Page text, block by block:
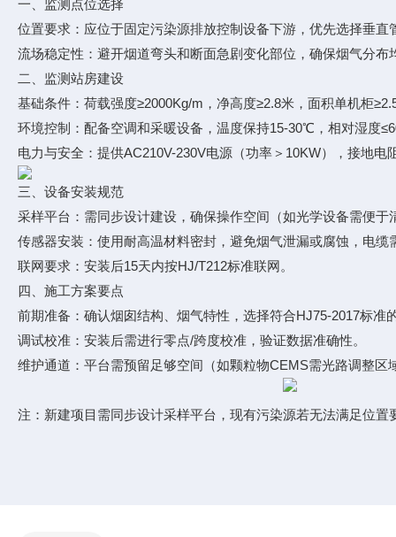
一、监测点位选择
位置要求：应位于固定污染源排放控制设备下游，优先选择垂
流场稳定性：避开烟道弯头和断面急剧变化部位，确保烟气分
二、监测站房建设
基础条件：荷载强度≥2000Kg/m，净高度≥2.8米，面积单机柜
环境控制：配备空调和采暖设备，温度保持15-30℃，相对湿度
电力与安全：提供AC210V-230V电源（功率＞10KW），接地
三、设备安装规范
采样平台：需同步设计建设，确保操作空间（如光学设备需便于
传感器安装：使用耐高温材料密封，避免烟气泄漏或腐蚀，电缆
联网要求：安装后15天内按HJ/T212标准联网。
四、施工方案要点
前期准备：确认烟囱结构、烟气特性，选择符合HJ75-2017标准
调试校准：安装后需进行零点/跨度校准，验证数据准确性。
维护通道：平台需预留足够空间（如颗粒物CEMS需光路调整区
注：新建项目需同步设计采样平台，现有污染源若无法满足位